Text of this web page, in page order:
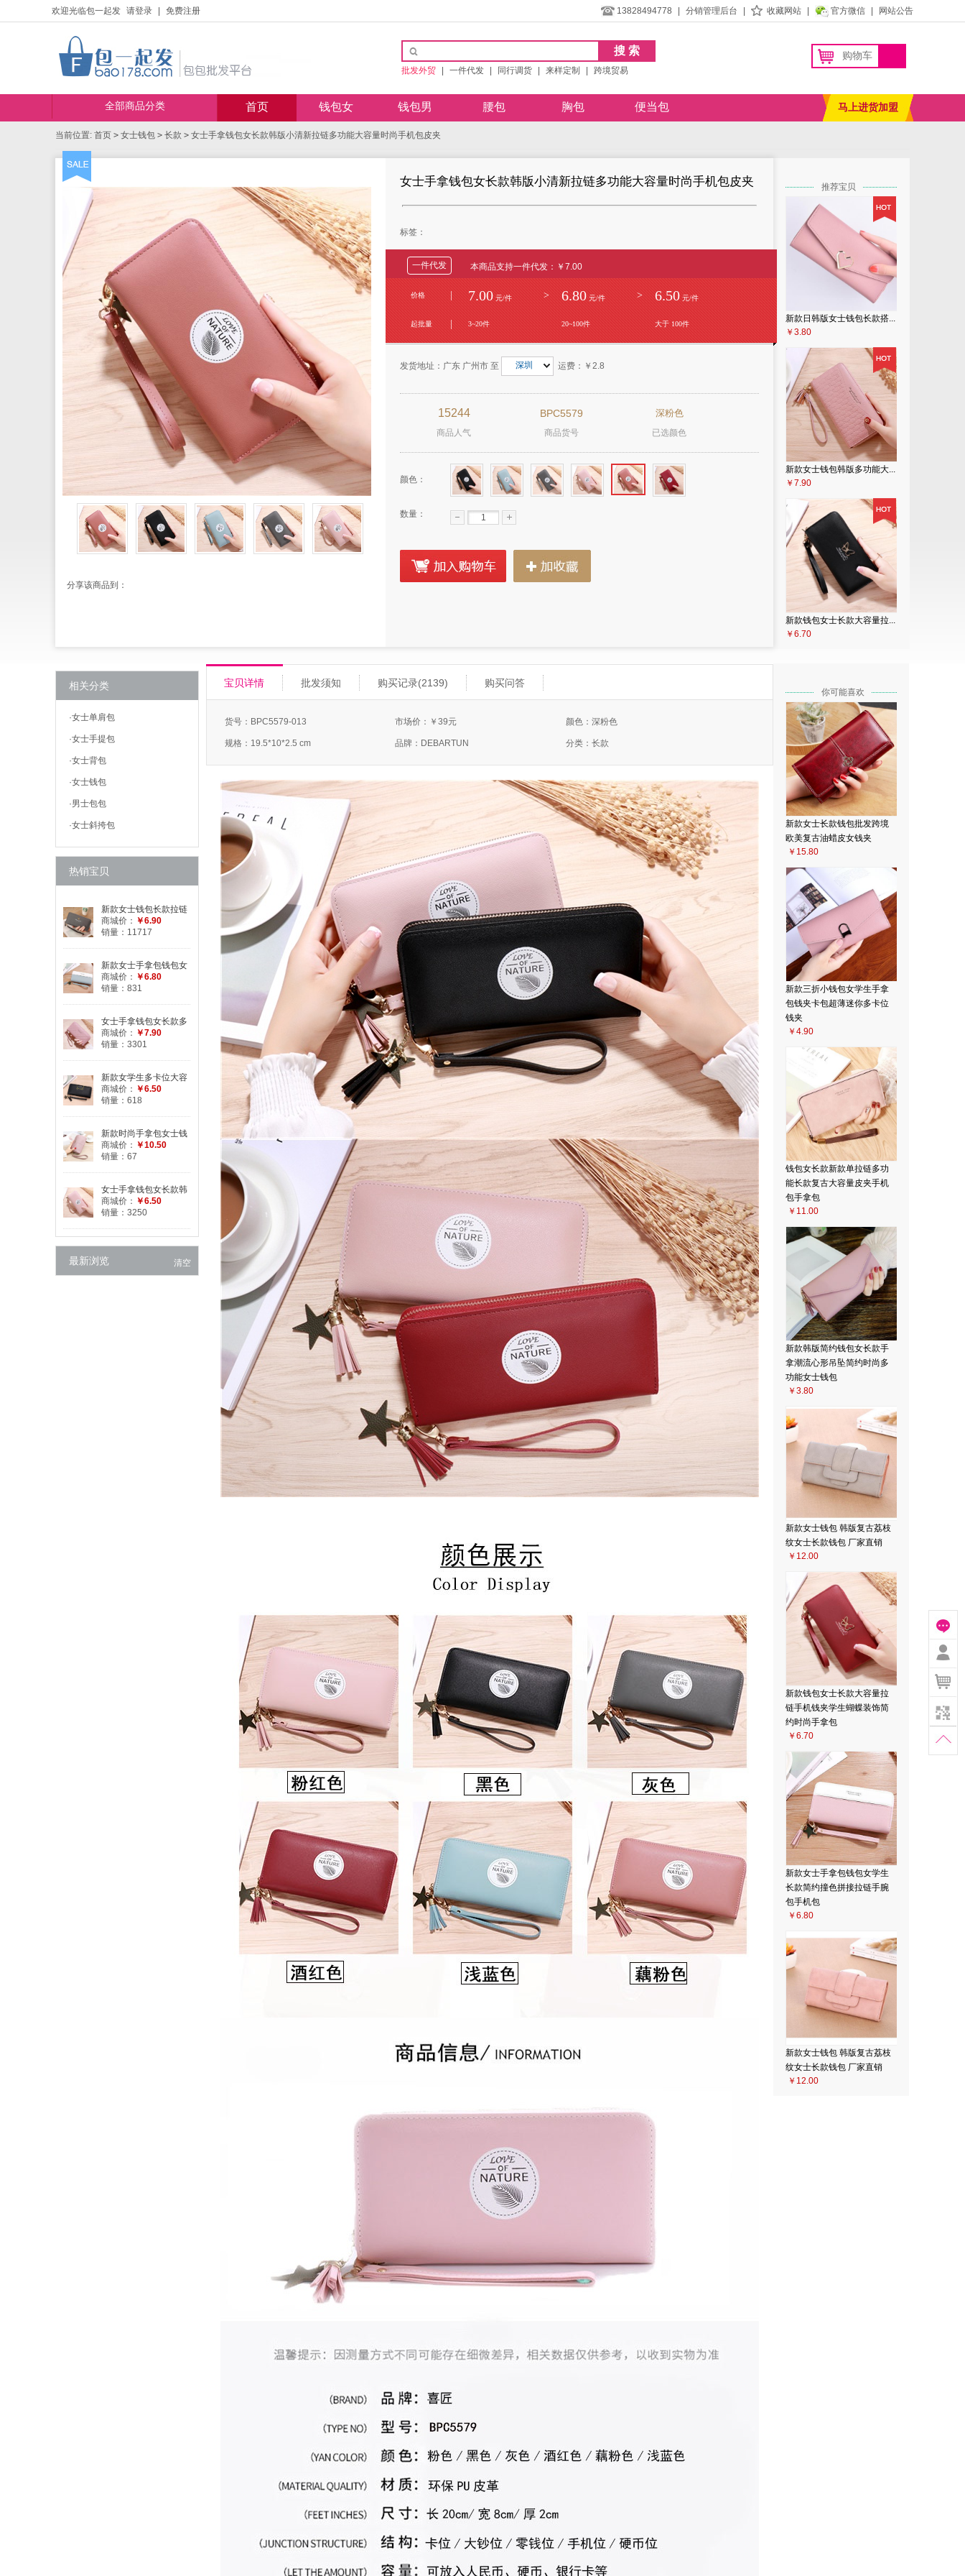
欢迎光临包一起发 请登录 免费注册 13828494778 分销管理后台 收藏网站 官方微信 网站公告
批发外贸 一件代发 同行调货 来样定制 跨境贸易
购物车
全部商品分类 首页 钱包女 钱包男 腰包 胸包 便当包 马上进货加盟
当前位置: 首页 > 女士钱包 > 长款 > 女士手拿钱包女长款韩版小清新拉链多功能大容量时尚手机包皮夹
分享该商品到：
女士手拿钱包女长款韩版小清新拉链多功能大容量时尚手机包皮夹
标签：
一件代发 本商品支持一件代发：￥7.00
价格 7.00 元/件 > 6.80 元/件 > 6.50 元/件
起批量 3~20件 20~100件 大于 100件
发货地址：广东 广州市 至 深圳 运费： ￥2.8
15244
商品人气
BPC5579
商品货号
深粉色
已选颜色
颜色：
数量：
推荐宝贝
新款日韩版女士钱包长款搭...
￥3.80
新款女士钱包韩版多功能大...
￥7.90
新款钱包女士长款大容量拉...
￥6.70
相关分类
·女士单肩包
·女士手提包
·女士背包
·女士钱包
·男士包包
·女士斜挎包
热销宝贝
新款女士钱包长款拉链
女式手拿包大容量钱夹
荔枝纹手包手机包
商城价： ￥6.90
销量：11717
新款女士手拿包钱包女
学生长款简约撞色拼接
拉链手腕包手机包
商城价： ￥6.80
销量：831
女士手拿钱包女长款多
功能包韩版学生钱夹时
尚格纹拉链手机包
商城价： ￥7.90
销量：3301
新款女学生多卡位大容
量多功能女士手拿钱包
猫咪青年手机包
商城价： ￥6.50
销量：618
新款时尚手拿包女士钱
包长款零钱包手机包大
容量手抓包女小包
商城价： ￥10.50
销量：67
女士手拿钱包女长款韩
版小清新拉链多功能大
容量时尚手机包皮夹
商城价： ￥6.50
销量：3250
最新浏览 清空
宝贝详情 批发须知 购买记录(2139) 购买问答
货号：BPC5579-013 市场价：￥39元 颜色：深粉色
规格：19.5*10*2.5 cm 品牌：DEBARTUN 分类：长款
你可能喜欢
新款女士长款钱包批发跨境
欧美复古油蜡皮女钱夹
￥15.80
新款三折小钱包女学生手拿
包钱夹卡包超薄迷你多卡位
钱夹
￥4.90
钱包女长款新款单拉链多功
能长款复古大容量皮夹手机
包手拿包
￥11.00
新款韩版简约钱包女长款手
拿潮流心形吊坠简约时尚多
功能女士钱包
￥3.80
新款女士钱包 韩版复古荔枝
纹女士长款钱包 厂家直销
￥12.00
新款钱包女士长款大容量拉
链手机钱夹学生蝴蝶装饰简
约时尚手拿包
￥6.70
新款女士手拿包钱包女学生
长款简约撞色拼接拉链手腕
包手机包
￥6.80
新款女士钱包 韩版复古荔枝
纹女士长款钱包 厂家直销
￥12.00